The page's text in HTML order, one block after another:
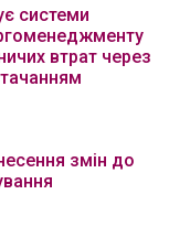
системи
втрат через
змін до